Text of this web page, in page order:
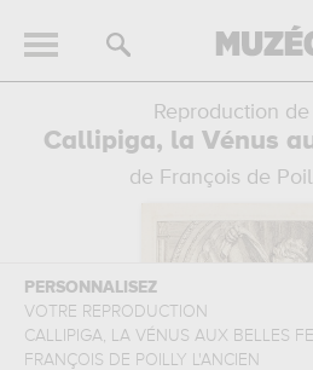
Reproduction
Callipiga, la Vénus
de François de
PERSONNALISEZ
VOTRE REPRODUCTION
CALLIPIGA, LA VÉNUS AUX BELLES
FRANÇOIS DE POILLY L'ANCIEN